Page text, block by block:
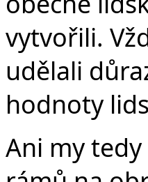
vytvořili.
udělali
hodnoty
Ani my